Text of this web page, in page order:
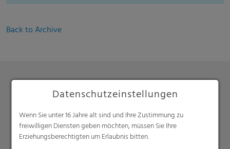
Back to Archive
Datenschutzeinstellungen
Wenn Sie unter 16 Jahre alt sind und Ihre Zustimmung zu
freiwilligen Diensten geben möchten, müssen Sie Ihre
Erziehungsberechtigten um Erlaubnis bitten.
Produkte
Barrierefolien
Compounds